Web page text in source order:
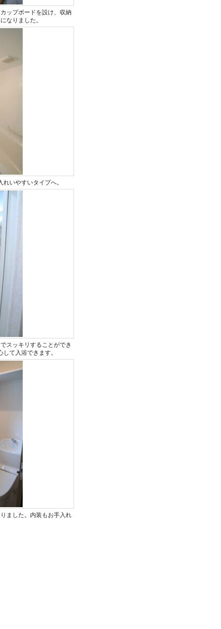
ップボードを設け、収納
なりました。
いやすいタイプへ。
スッキリすることができ
て入浴できます。
ました。内装もお手入れ